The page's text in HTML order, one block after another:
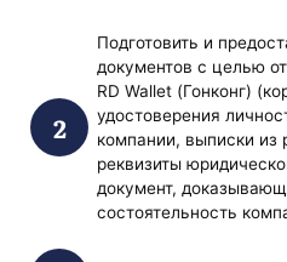
Подготовить и
документов с целью
RD Wallet (Гонконг)
удостоверения
компании, выписки из
реквизиты
документ,
состоятельность